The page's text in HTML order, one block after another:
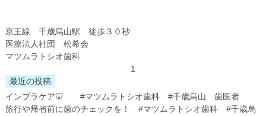
京王線 千歳烏山駅 徒歩３０秒
医療法人社団 松希会
マツムラトシオ歯科
1
最近の投稿
インプラケア🦷 #マツムラトシオ歯科 #千歳烏山 歯医者
旅行や帰省前に歯のチェックを！ #マツムラトシオ歯科 #千歳烏